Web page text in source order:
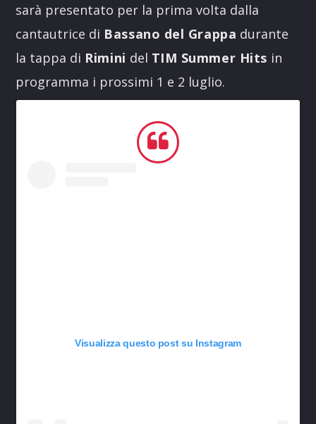
sarà presentato per la prima volta dalla
cantautrice di Bassano del Grappa durante
la tappa di Rimini del TIM Summer Hits in
programma i prossimi 1 e 2 luglio.
Visualizza questo post su Instagram